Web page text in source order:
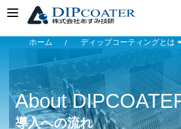
ホーム ディップコーティングとは
About
導入への流れ